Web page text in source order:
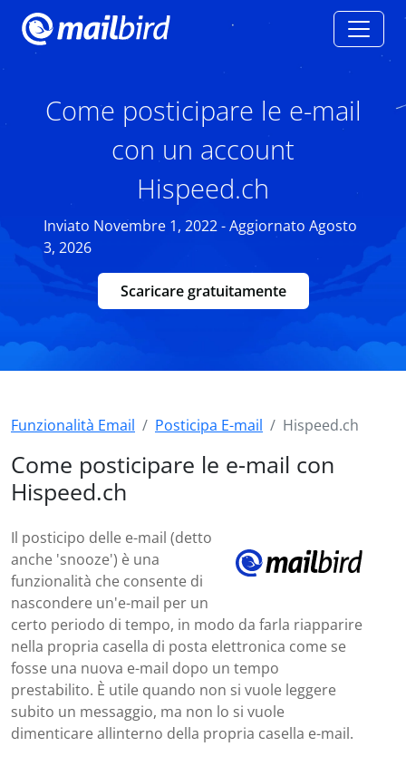
Come posticipare le e-mail
con un account
Hispeed.ch
Inviato Novembre 1, 2022 - Aggiornato Agosto
3, 2026
Scaricare gratuitamente
Funzionalità Email Posticipa E-mail Hispeed.ch
Come posticipare le e-mail con
Hispeed.ch
Il posticipo delle e-mail (detto
anche 'snooze') è una
funzionalità che consente di
nascondere un'e-mail per un
certo periodo di tempo, in modo da farla riapparire
nella propria casella di posta elettronica come se
fosse una nuova e-mail dopo un tempo
prestabilito. È utile quando non si vuole leggere
subito un messaggio, ma non lo si vuole
dimenticare allinterno della propria casella e-mail.